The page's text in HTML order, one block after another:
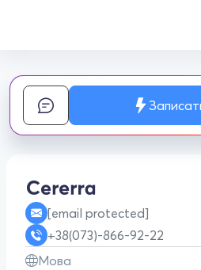
[email protected]
+38(073)-866-92-22
Мова